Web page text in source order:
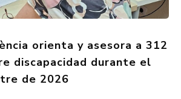
orienta y asesora a 312
discapacidad durante el
de 2026